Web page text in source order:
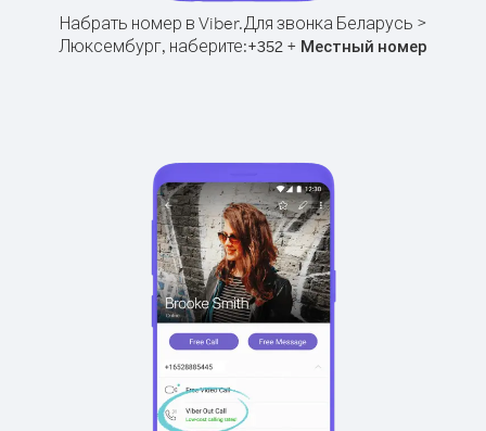
Набрать номер в Viber.Для звонка Беларусь >
Люксембург, наберите:+352 + Местный номер